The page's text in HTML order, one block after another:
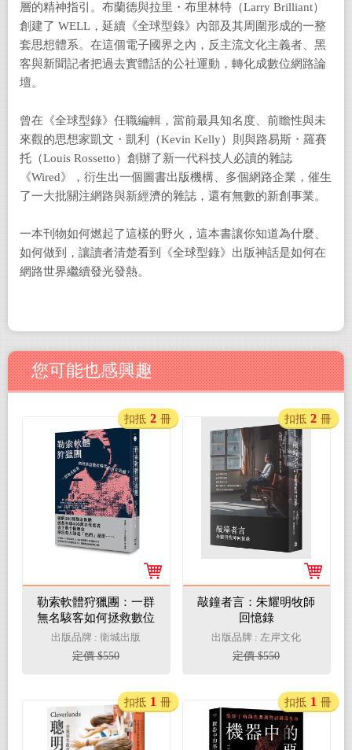
層的精神指引。布蘭德與拉里・布里林特（Larry Brilliant）
創建了 WELL，延續《全球型錄》內部及其周圍形成的一整
套思想體系。在這個電子國界之內，反主流文化主義者、黑
客與新聞記者把過去實體話的公社運動，轉化成數位網路論
壇。
曾在《全球型錄》任職編輯，當前最具知名度、前瞻性與未
來觀的思想家凱文・凱利（Kevin Kelly）則與路易斯・羅賽
托（Louis Rossetto）創辦了新一代科技人必讀的雜誌
《Wired》，衍生出一個圖書出版機構、多個網路企業，催生
了一大批關注網路與新經濟的雜誌，還有無數的新創事業。
一本刊物如何燃起了這樣的野火，這本書讓你知道為什麼、
如何做到，讓讀者清楚看到《全球型錄》出版神話是如何在
網路世界繼續發光發熱。
您可能也感興趣
勒索軟體狩獵團：一群
無名駭客如何拯救數位
時代的資安危機？
出版品牌 : 衛城出版
定價 $550
扣抵 2 冊
敲鐘者言：朱耀明牧師
回憶錄
出版品牌 : 左岸文化
定價 $550
扣抵 2 冊
扣抵 1 冊 扣抵 1 冊